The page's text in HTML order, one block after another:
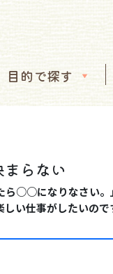
目的で探す
らない
ら○○になりなさい。
い仕事がしたいので